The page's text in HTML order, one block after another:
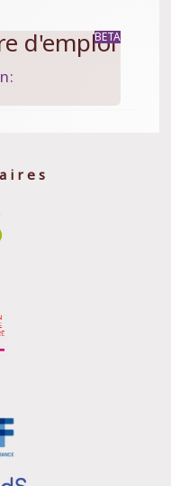
d'emploi